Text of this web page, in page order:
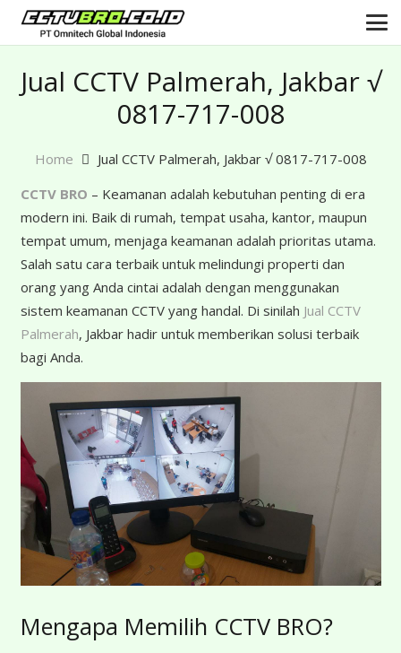
Jual CCTV Palmerah, Jakbar √
0817-717-008
Home
Jual CCTV Palmerah, Jakbar √ 0817-717-008
CCTV BRO – Keamanan adalah kebutuhan penting di era
modern ini. Baik di rumah, tempat usaha, kantor, maupun
tempat umum, menjaga keamanan adalah prioritas utama.
Salah satu cara terbaik untuk melindungi properti dan
orang yang Anda cintai adalah dengan menggunakan
sistem keamanan CCTV yang handal. Di sinilah Jual CCTV
Palmerah, Jakbar hadir untuk memberikan solusi terbaik
bagi Anda.
Mengapa Memilih CCTV BRO?